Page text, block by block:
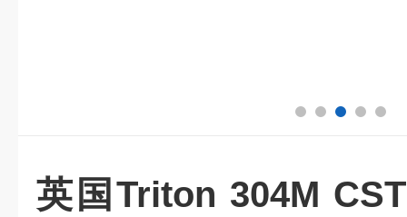
英国Triton 304M